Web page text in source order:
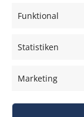
Funktional
Statistiken
Marketing